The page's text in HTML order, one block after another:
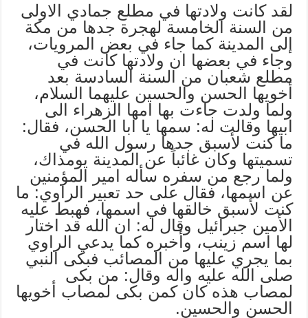
لقد كانت ولادتها في مطلع جمادي الاولى
من السنة الخامسة لهجرة جدها من مكة
إلى المدينة كما جاء في بعض المرويات،
وجاء في بعضها ان ولادتها كانت في
مطلع شعبان من السنة السادسة بعد
أخويها الحسن والحسين عليهما السلام،
ولما ولدت جاءت بها امها الزهراء الى
ابيها وقالت له: سمها يا ابا الحسن، فقال:
ما كنت لأسبق جدها رسول الله في
تسميتها وكان غائباً عن المدينة يومذاك،
ولما رجع من سفره سأله امير المؤمنين
عن اسمها، فقال على حد تعبير الراوي: ما
كنت لأسبق خالقها في اسمها، فهبط عليه
الأمين جبرائيل وقال له: ان الله قد اختار
لها اسم زينب، وأخبره كما يدعي الراوي
بما يجري عليها من المصائب فبكى النبي
صلى الله عليه واله وقال: من بكى
لمصاب هذه كان كمن بكى لمصاب أخويها
الحسن والحسين.